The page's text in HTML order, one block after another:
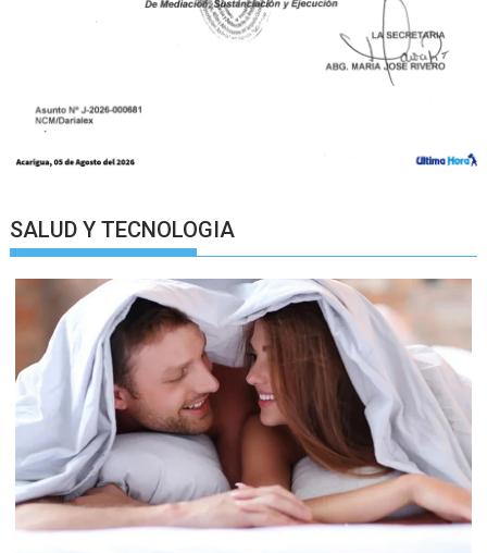
SALUD Y TECNOLOGIA